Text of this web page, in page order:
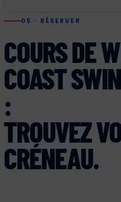
05 · RÉSERVER
COURS DE
COAST
:
TROUVEZ
CRÉNEAU.